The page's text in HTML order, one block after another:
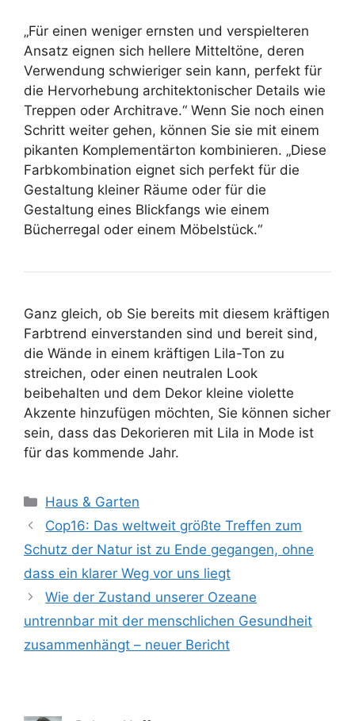
„Für einen weniger ernsten und verspielteren
Ansatz eignen sich hellere Mitteltöne, deren
Verwendung schwieriger sein kann, perfekt für
die Hervorhebung architektonischer Details wie
Treppen oder Architrave.“ Wenn Sie noch einen
Schritt weiter gehen, können Sie sie mit einem
pikanten Komplementärton kombinieren. „Diese
Farbkombination eignet sich perfekt für die
Gestaltung kleiner Räume oder für die
Gestaltung eines Blickfangs wie einem
Bücherregal oder einem Möbelstück.“
Ganz gleich, ob Sie bereits mit diesem kräftigen
Farbtrend einverstanden sind und bereit sind,
die Wände in einem kräftigen Lila-Ton zu
streichen, oder einen neutralen Look
beibehalten und dem Dekor kleine violette
Akzente hinzufügen möchten, Sie können sicher
sein, dass das Dekorieren mit Lila in Mode ist
für das kommende Jahr.
Kategorien
Haus & Garten
Cop16: Das weltweit größte Treffen zum
Schutz der Natur ist zu Ende gegangen, ohne
dass ein klarer Weg vor uns liegt
Wie der Zustand unserer Ozeane
untrennbar mit der menschlichen Gesundheit
zusammenhängt – neuer Bericht